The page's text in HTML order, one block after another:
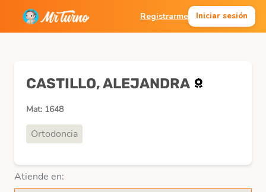
Registrarme Iniciar sesión
CASTILLO, ALEJANDRA
Mat: 1648
Ortodoncia
Atiende en: